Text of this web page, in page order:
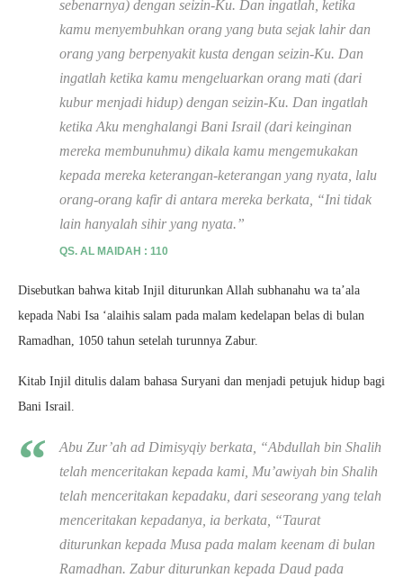
sebenarnya) dengan seizin-Ku. Dan ingatlah, ketika
kamu menyembuhkan orang yang buta sejak lahir dan
orang yang berpenyakit kusta dengan seizin-Ku. Dan
ingatlah ketika kamu mengeluarkan orang mati (dari
kubur menjadi hidup) dengan seizin-Ku. Dan ingatlah
ketika Aku menghalangi Bani Israil (dari keinginan
mereka membunuhmu) dikala kamu mengemukakan
kepada mereka keterangan-keterangan yang nyata, lalu
orang-orang kafir di antara mereka berkata, “Ini tidak
lain hanyalah sihir yang nyata.”
QS. AL MAIDAH : 110
Disebutkan bahwa kitab Injil diturunkan Allah subhanahu wa ta’ala
kepada Nabi Isa ‘alaihis salam pada malam kedelapan belas di bulan
Ramadhan, 1050 tahun setelah turunnya Zabur.
Kitab Injil ditulis dalam bahasa Suryani dan menjadi petujuk hidup bagi
Bani Israil.
Abu Zur’ah ad Dimisyqiy berkata, “Abdullah bin Shalih
telah menceritakan kepada kami, Mu’awiyah bin Shalih
telah menceritakan kepadaku, dari seseorang yang telah
menceritakan kepadanya, ia berkata, “Taurat
diturunkan kepada Musa pada malam keenam di bulan
Ramadhan. Zabur diturunkan kepada Daud pada